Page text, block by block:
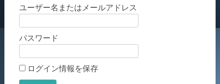
ユーザー名またはメールアドレス
パスワード
ログイン情報を保存